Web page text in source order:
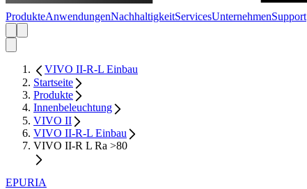
ProdukteAnwendungenNachhaltigkeitServicesUnternehmenSupport
VIVO II-R-L Einbau
Startseite
Produkte
Innenbeleuchtung
VIVO II
VIVO II-R-L Einbau
VIVO II-R L Ra >80
EPURIA